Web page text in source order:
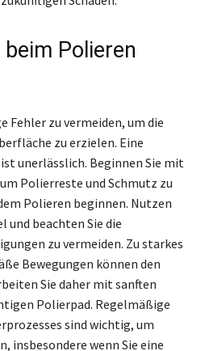
Polieren
Fehler zu vermeiden, um die
zu erzielen. Eine
unerlässlich. Beginnen Sie mit
Polierreste und Schmutz zu
Polieren beginnen. Nutzen
beachten Sie die
zu vermeiden. Zu starkes
Bewegungen können den
Sie daher mit sanften
Polierpad. Regelmäßige
sind wichtig, um
insbesondere wenn Sie eine